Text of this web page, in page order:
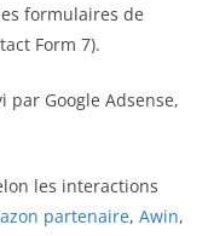
formulaires de
Form 7).
par Google Adsense,
les interactions
partenaire, Awin,